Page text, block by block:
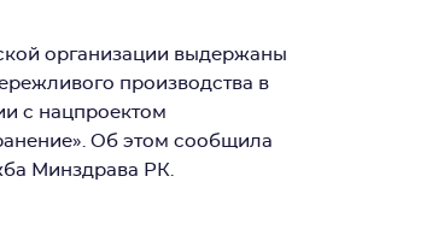
организации выдержаны
производства в
с нацпроектом
Об этом сообщила
Минздрава РК.